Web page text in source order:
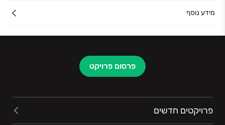
מידע נוסף
פרסום פרויקט
פרויקטים חדשים